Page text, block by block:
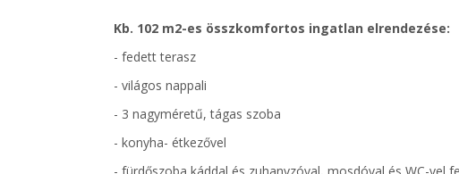
Kb. 102 m2-es összkomfortos ingatlan elrendezése:
- fedett terasz
- világos nappali
- 3 nagyméretű, tágas szoba
- konyha- étkezővel